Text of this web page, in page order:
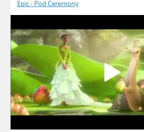
Epic - Pod Ceremony